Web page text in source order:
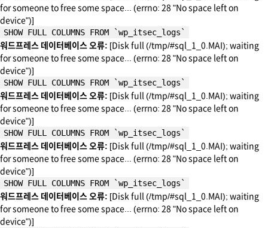
for someone to free some space... (errno: 28 "No space left on
device")]
SHOW FULL COLUMNS FROM `wp_itsec_logs`
워드프레스 데이터베이스 오류: [Disk full (/tmp/#sql_1_0.MAI); waiting
for someone to free some space... (errno: 28 "No space left on
device")]
SHOW FULL COLUMNS FROM `wp_itsec_logs`
워드프레스 데이터베이스 오류: [Disk full (/tmp/#sql_1_0.MAI); waiting
for someone to free some space... (errno: 28 "No space left on
device")]
SHOW FULL COLUMNS FROM `wp_itsec_logs`
워드프레스 데이터베이스 오류: [Disk full (/tmp/#sql_1_0.MAI); waiting
for someone to free some space... (errno: 28 "No space left on
device")]
SHOW FULL COLUMNS FROM `wp_itsec_logs`
워드프레스 데이터베이스 오류: [Disk full (/tmp/#sql_1_0.MAI); waiting
for someone to free some space... (errno: 28 "No space left on
device")]